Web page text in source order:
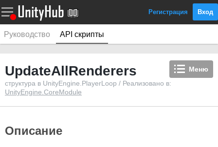
Регистрация Вход
Руководство API скрипты
Меню
UpdateAllRenderers
структура в UnityEngine.PlayerLoop / Реализовано в:
UnityEngine.CoreModule
Описание